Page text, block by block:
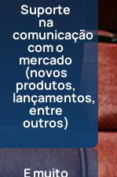
Suporte
na
comunicação
com o
mercado​
(novos
produtos,
lançamentos,
entre
outros)
E muito